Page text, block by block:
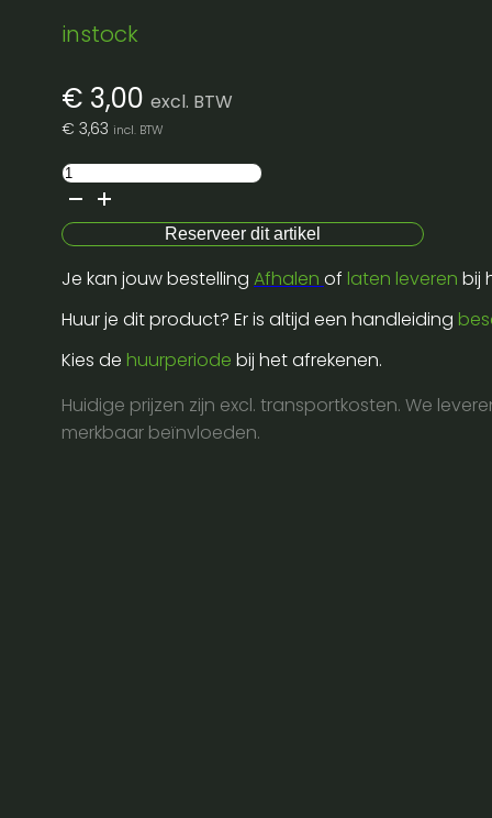
instock
€ 3,00 excl. BTW
€ 3,63 incl. BTW
Witte
socket-
string
5m
ip
65
stekker
Reserveer dit artikel
Je kan jouw bestelling Afhalen of laten leveren bij
Huur je dit product? Er is altijd een handleiding
Kies de huurperiode bij het afrekenen.
Huidige prijzen zijn excl. transportkosten. We
merkbaar beïnvloeden.